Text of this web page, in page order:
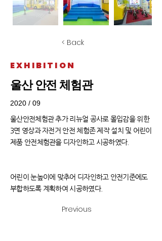
< Back
EXHIBITION
울산 안전 체험관
2020 / 09
울산안전체험관 추가 리뉴얼 공사로 몰입감을 위한
3면 영상과 자전거 안전 체험존 제작 설치 및 어린이
제품 안전체험관을 디자인하고 시공하였다.
어린이 눈높이에 맞추어 디자인하고 안전기준에도
부합하도록 계획하여 시공하였다.
Previous